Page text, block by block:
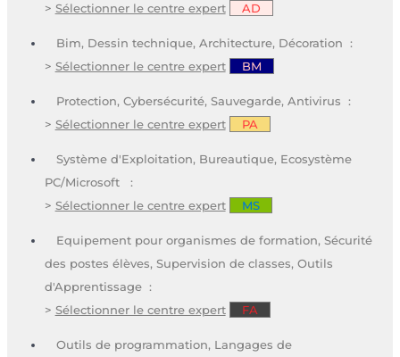
> Sélectionner le centre expert AD
Bim, Dessin technique, Architecture, Décoration :
> Sélectionner le centre expert BM
Protection, Cybersécurité, Sauvegarde, Antivirus :
> Sélectionner le centre expert PA
Système d'Exploitation, Bureautique, Ecosystème
PC/Microsoft :
> Sélectionner le centre expert MS
Equipement pour organismes de formation, Sécurité
des postes élèves, Supervision de classes, Outils
d'Apprentissage :
> Sélectionner le centre expert FA
Outils de programmation, Langages de